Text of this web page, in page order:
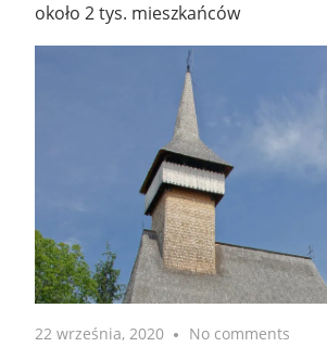
około 2 tys. mieszkańców
22 września, 2020 No comments